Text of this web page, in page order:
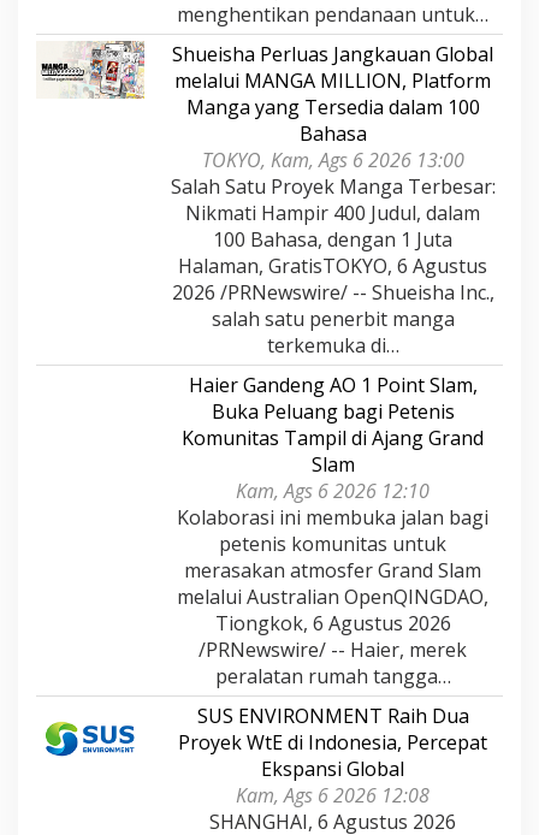
menghentikan pendanaan untuk…
Shueisha Perluas Jangkauan Global
melalui MANGA MILLION, Platform
Manga yang Tersedia dalam 100
Bahasa
TOKYO, Kam, Ags 6 2026 13:00
Salah Satu Proyek Manga Terbesar:
Nikmati Hampir 400 Judul, dalam
100 Bahasa, dengan 1 Juta
Halaman, GratisTOKYO, 6 Agustus
2026 /PRNewswire/ -- Shueisha Inc.,
salah satu penerbit manga
terkemuka di…
Haier Gandeng AO 1 Point Slam,
Buka Peluang bagi Petenis
Komunitas Tampil di Ajang Grand
Slam
Kam, Ags 6 2026 12:10
Kolaborasi ini membuka jalan bagi
petenis komunitas untuk
merasakan atmosfer Grand Slam
melalui Australian OpenQINGDAO,
Tiongkok, 6 Agustus 2026
/PRNewswire/ -- Haier, merek
peralatan rumah tangga…
SUS ENVIRONMENT Raih Dua
Proyek WtE di Indonesia, Percepat
Ekspansi Global
Kam, Ags 6 2026 12:08
SHANGHAI, 6 Agustus 2026